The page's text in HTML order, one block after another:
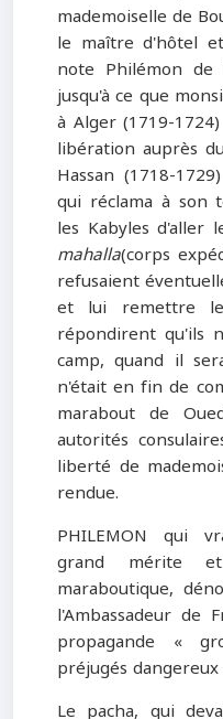
mademoiselle de
le maître d'hôtel
note Philémon
jusqu'à ce que
à Alger (1719-
libération auprès
Hassan (1718-
qui réclama à son
les Kabyles d'aller
mahalla(corps
refusaient
et lui remettre
répondirent qu'ils
camp, quand il
n'était en fin de
marabout de
autorités
liberté de
rendue.
PHILEMON qui
grand mérite
maraboutique,
l'Ambassadeur de
propagande «
préjugés dangereux
Le pacha, qui